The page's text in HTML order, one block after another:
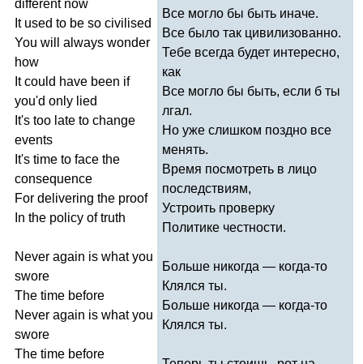
different now
It used to be so civilised
You will always wonder
how
It could have been if
you'd only lied
It's too late to change
events
It's time to face the
consequence
For delivering the proof
In the policy of truth
Never again is what you
swore
The time before
Never again is what you
swore
The time before
Все могло бы быть иначе.
Все было так цивилизованно.
Тебе всегда будет интересно,
как
Все могло бы быть, если б ты
лгал.
Но уже слишком поздно все
менять.
Время посмотреть в лицо
последствиям,
Устроить проверку
Политике честности.
Больше никогда — когда-то
Клялся ты.
Больше никогда — когда-то
Клялся ты.